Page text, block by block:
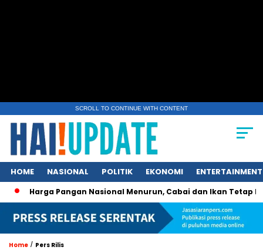
SCROLL TO CONTINUE WITH CONTENT
HOME NASIONAL POLITIK EKONOMI ENTERTAINMENT
Pangan Nasional Menurun, Cabai dan Ikan Tetap Picu
Home / Pers Rilis